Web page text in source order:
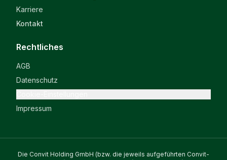
Karriere
Kontakt
Rechtliches
AGB
Datenschutz
Impressum
Die Convit Holding GmbH (bzw. die jeweils aufgeführten Convit-